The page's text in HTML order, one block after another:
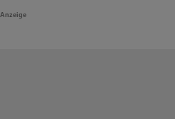
Anzeige